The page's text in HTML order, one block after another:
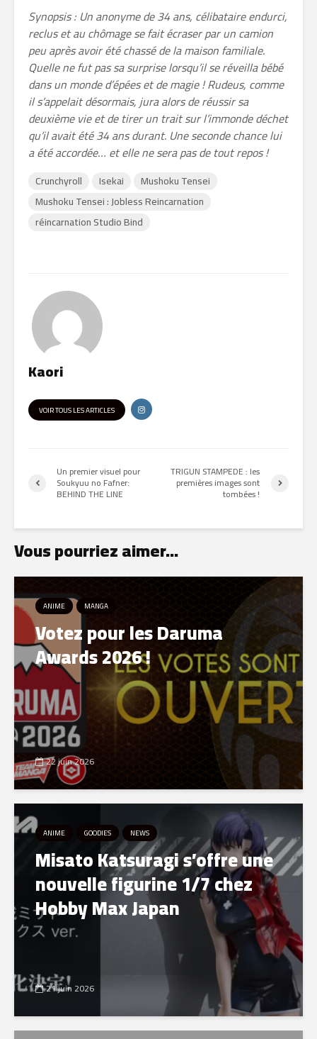
Synopsis : Un anonyme de 34 ans, célibataire endurci,
reclus et au chômage se fait écraser par un camion
peu après avoir été chassé de la maison familiale.
Quelle ne fut pas sa surprise lorsqu’il se réveilla bébé
dans un monde d’épées et de magie ! Rudeus, comme
il s’appelait désormais, jura alors de réussir sa
deuxième vie et de tirer un trait sur l’immonde déchet
qu’il avait été 34 ans durant. Une seconde chance lui
a été accordée… et elle ne sera pas de tout repos !
Crunchyroll Isekai
Mushoku Tensei
Mushoku Tensei : Jobless Reincarnation
réincarnation Studio Bind
Kaori
VOIR TOUS LES ARTICLES
Un premier visuel pour
Soukyuu no Fafner:
BEHIND THE LINE
TRIGUN STAMPEDE : les
premières images sont
tombées !
Vous pourriez aimer...
ANIME MANGA
Votez pour les Daruma
Awards 2026 !
22 juin 2026
ANIME GOODIES NEWS
Misato Katsuragi s’offre une
nouvelle figurine 1/7 chez
Hobby Max Japan
21 juin 2026